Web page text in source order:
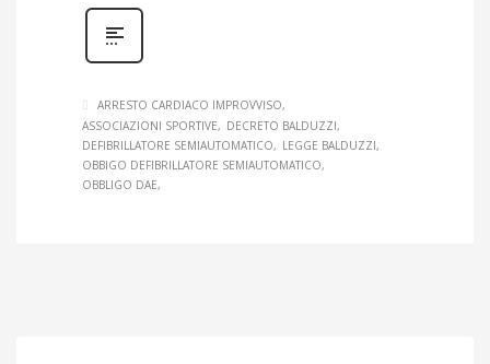
ARRESTO CARDIACO IMPROVVISO
ASSOCIAZIONI SPORTIVE
DECRETO BALDUZZI
DEFIBRILLATORE SEMIAUTOMATICO
LEGGE BALDUZZI
OBBIGO DEFIBRILLATORE SEMIAUTOMATICO
OBBLIGO DAE